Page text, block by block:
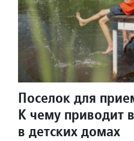
Поселок для
К чему приводит
в детских домах